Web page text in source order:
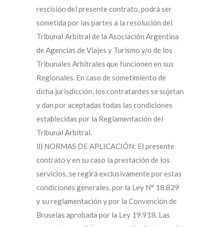
rescisión del presente contrato, podrá ser
sometida por las partes a la resolución del
Tribunal Arbitral de la Asociación Argentina
de Agencias de Viajes y Turismo y/o de los
Tribunales Arbitrales que funcionen en sus
Regionales. En caso de sometimiento de
dicha jurisdicción, los contratantes se sujetan
y dan por aceptadas todas las condiciones
establecidas por la Reglamentación del
Tribunal Arbitral.
ll) NORMAS DE APLICACIÓN: El presente
contrato y en su caso la prestación de los
servicios, se regirá exclusivamente por estas
condiciones generales, por la Ley N° 18.829
y su reglamentación y por la Convención de
Bruselas aprobada por la Ley 19.918. Las